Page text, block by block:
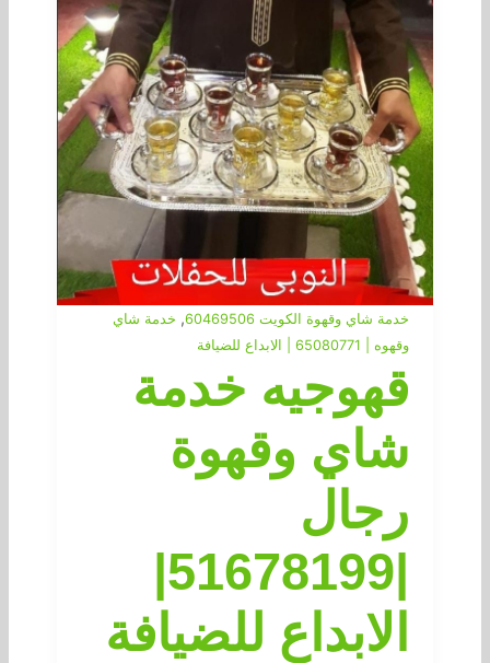
خدمة شاي وقهوة الكويت 60469506 , خدمة شاي
وقهوه | 65080771 | الابداع للضيافة
قهوجيه خدمة
شاي وقهوة
رجال
|51678199|
الابداع للضيافة